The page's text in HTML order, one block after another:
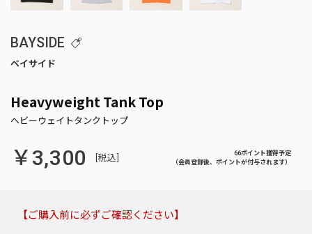
BAYSIDE
Heavyweight Tank Top
￥3,300 [税込]
66ポイント獲得予定
（会員登録後、ポイントが付与されます）
【ご購入前に必ずご確認ください】